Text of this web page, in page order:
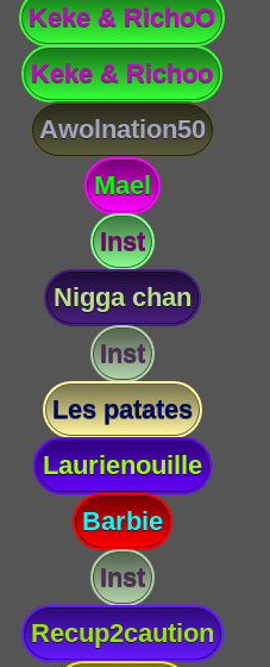
Keke & RichoO
Keke & Richoo
Awolnation50
Mael
Inst
Nigga chan
Inst
Les patates
Laurienouille
Barbie
Inst
Recup2caution